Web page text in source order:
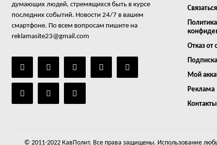
думающих людей, стремящихся быть в курсе
последних событий. Новости 24/7 в вашем
смартфоне. По всем вопросам пишите на
reklamasite23@gmail.com
Политика
Отказ от
Подписка
Мой
Реклама
Контакты
© 2011-2022 КавПолит. Все права защищены. Использование